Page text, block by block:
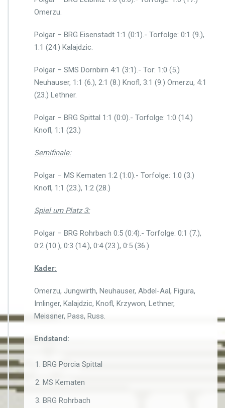
Omerzu.
Polgar – BRG Eisenstadt 1:1 (0:1).- Torfolge: 0:1 (9.),
1:1 (24.) Kalajdzic.
Polgar – SMS Dornbirn 4:1 (3:1).- Tor: 1:0 (5.)
Neuhauser, 1:1 (6.), 2:1 (8.) Knofl, 3:1 (9.) Omerzu, 4:1
(23.) Lethner.
Polgar – BRG Spittal 1:1 (0:0).- Torfolge: 1:0 (14.)
Knofl, 1:1 (23.)
Semifinale:
Polgar – MS Kematen 1:2 (1:0).- Torfolge: 1:0 (3.)
Knofl, 1:1 (23.), 1:2 (28.)
Spiel um Platz 3:
Polgar – BRG Rohrbach 0:5 (0:4).- Torfolge: 0:1 (7.),
0:2 (10.), 0:3 (14.), 0:4 (23.), 0:5 (36.).
Kader:
Omerzu, Jungwirth, Neuhauser, Abdel-Aal, Figura,
Imlinger, Kalajdzic, Knofl, Krzywon, Lethner,
Meissner, Pass, Russ.
Endstand:
BRG Porcia Spittal
MS Kematen
BRG Rohrbach